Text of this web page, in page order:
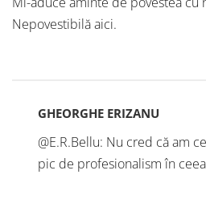
Nepovestibilă aici.
GHEORGHE ERIZANU
@E.R.Bellu: Nu cred că am
pic de profesionalism în